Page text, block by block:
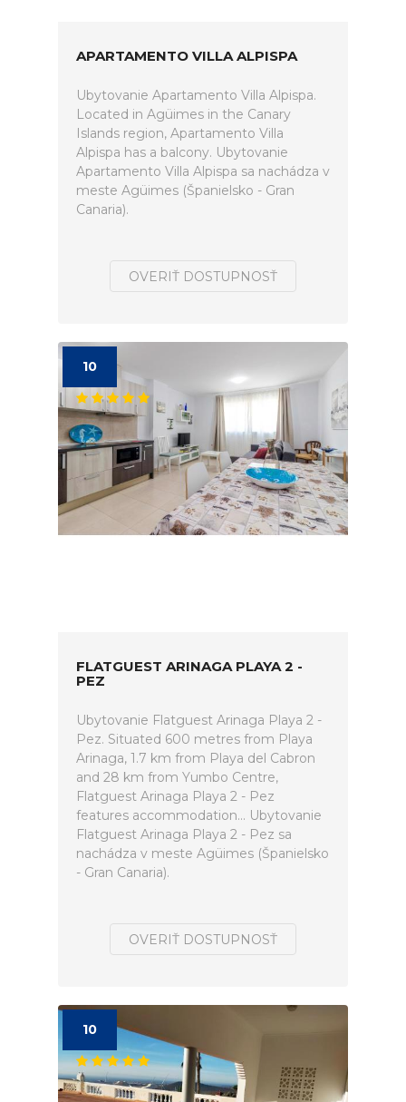
APARTAMENTO VILLA ALPISPA
Ubytovanie Apartamento Villa Alpispa.
Located in Agüimes in the Canary
Islands region, Apartamento Villa
Alpispa has a balcony. Ubytovanie
Apartamento Villa Alpispa sa nachádza v
meste Agüimes (Španielsko - Gran
Canaria).
OVERIŤ DOSTUPNOSŤ
10
FLATGUEST ARINAGA PLAYA 2 -
PEZ
Ubytovanie Flatguest Arinaga Playa 2 -
Pez. Situated 600 metres from Playa
Arinaga, 1.7 km from Playa del Cabron
and 28 km from Yumbo Centre,
Flatguest Arinaga Playa 2 - Pez
features accommodation... Ubytovanie
Flatguest Arinaga Playa 2 - Pez sa
nachádza v meste Agüimes (Španielsko
- Gran Canaria).
OVERIŤ DOSTUPNOSŤ
10